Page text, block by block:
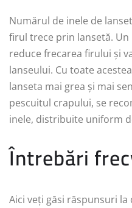
Numărul de inele de
firul trece prin lansetă.
reduce frecarea firului și
lanseului. Cu toate
lanseta mai grea și mai
pescuitul crapului, se
inele, distribuite uniform
Întrebări
Aici veți găsi răspunsuri